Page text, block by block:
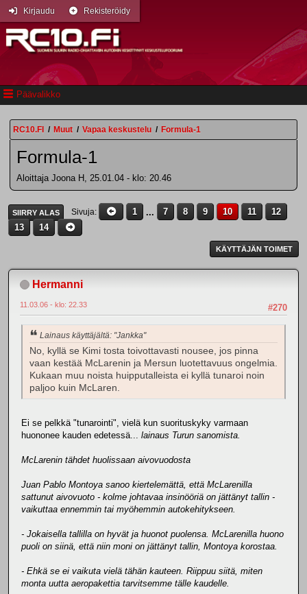
Päävalikko
Kirjaudu Rekisteröidy
RC10.FI / Muut / Vapaa keskustelu / Formula-1
Formula-1
Aloittaja Joona H, 25.01.04 - klo: 20.46
SIIRRY ALAS Sivuja 1 ... 7 8 9 10 11
12
13
14
KÄYTTÄJÄN TOIMET
Hermanni
#270
11.03.06 - klo: 22.33
Lainaus käyttäjältä: "Jankka"
No, kyllä se Kimi tosta toivottavasti nousee, jos pinna
vaan kestää McLarenin ja Mersun luotettavuus ongelmia.
Kukaan muu noista huipputalleista ei kyllä tunaroi noin
paljoo kuin McLaren.
Ei se pelkkä "tunarointi", vielä kun suorituskyky varmaan
huononee kauden edetessä... lainaus Turun sanomista.
McLarenin tähdet huolissaan aivovuodosta
Juan Pablo Montoya sanoo kiertelemättä, että McLarenilla
sattunut aivovuoto - kolme johtavaa insinööriä on jättänyt tallin -
vaikuttaa ennemmin tai myöhemmin autokehitykseen.
- Jokaisella tallilla on hyvät ja huonot puolensa. McLarenilla huono
puoli on siinä, että niin moni on jättänyt tallin, Montoya korostaa.
- Ehkä se ei vaikuta vielä tähän kauteen. Riippuu siitä, miten
monta uutta aeropakettia tarvitsemme tälle kaudelle.